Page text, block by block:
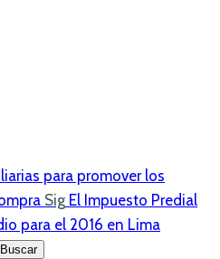
para promover los
Sig El Impuesto Predial
para el 2016 en Lima